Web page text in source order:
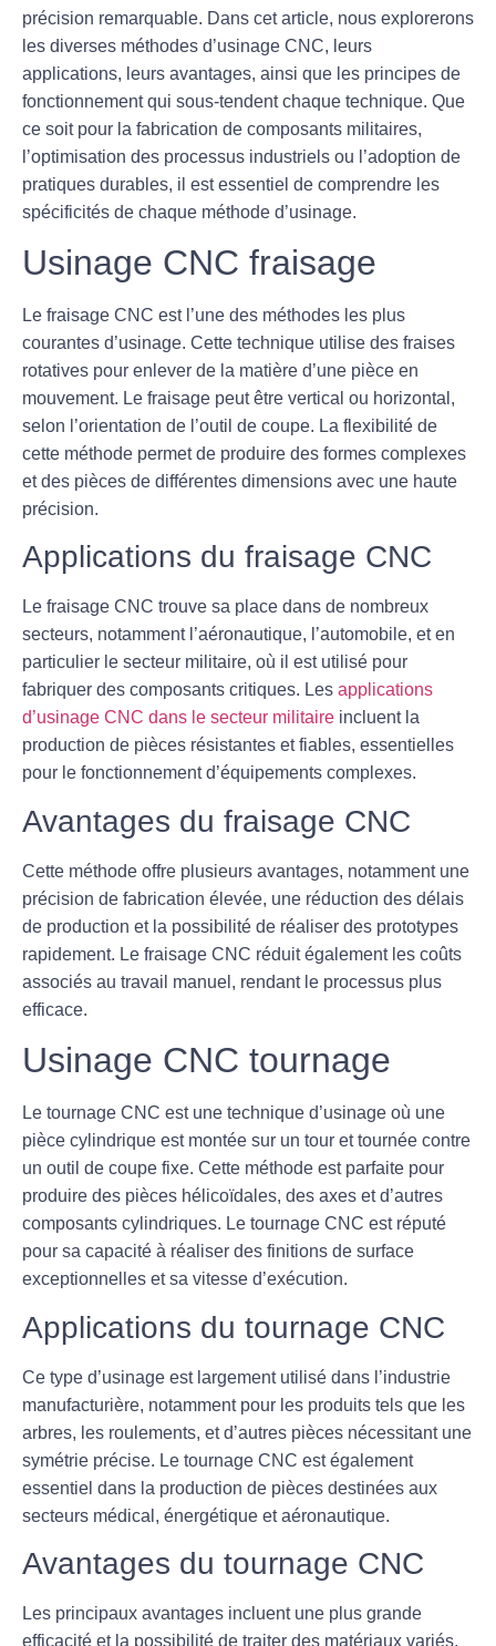
précision remarquable. Dans cet article, nous explorerons
les diverses méthodes d’usinage CNC, leurs
applications, leurs avantages, ainsi que les principes de
fonctionnement qui sous-tendent chaque technique. Que
ce soit pour la fabrication de composants militaires,
l’optimisation des processus industriels ou l’adoption de
pratiques durables, il est essentiel de comprendre les
spécificités de chaque méthode d’usinage.
Usinage CNC fraisage
Le fraisage CNC est l’une des méthodes les plus
courantes d’usinage. Cette technique utilise des fraises
rotatives pour enlever de la matière d’une pièce en
mouvement. Le fraisage peut être vertical ou horizontal,
selon l’orientation de l’outil de coupe. La flexibilité de
cette méthode permet de produire des formes complexes
et des pièces de différentes dimensions avec une haute
précision.
Applications du fraisage CNC
Le fraisage CNC trouve sa place dans de nombreux
secteurs, notamment l’aéronautique, l’automobile, et en
particulier le secteur militaire, où il est utilisé pour
fabriquer des composants critiques. Les applications
d’usinage CNC dans le secteur militaire incluent la
production de pièces résistantes et fiables, essentielles
pour le fonctionnement d’équipements complexes.
Avantages du fraisage CNC
Cette méthode offre plusieurs avantages, notamment une
précision de fabrication élevée, une réduction des délais
de production et la possibilité de réaliser des prototypes
rapidement. Le fraisage CNC réduit également les coûts
associés au travail manuel, rendant le processus plus
efficace.
Usinage CNC tournage
Le tournage CNC est une technique d’usinage où une
pièce cylindrique est montée sur un tour et tournée contre
un outil de coupe fixe. Cette méthode est parfaite pour
produire des pièces hélicoïdales, des axes et d’autres
composants cylindriques. Le tournage CNC est réputé
pour sa capacité à réaliser des finitions de surface
exceptionnelles et sa vitesse d’exécution.
Applications du tournage CNC
Ce type d’usinage est largement utilisé dans l’industrie
manufacturière, notamment pour les produits tels que les
arbres, les roulements, et d’autres pièces nécessitant une
symétrie précise. Le tournage CNC est également
essentiel dans la production de pièces destinées aux
secteurs médical, énergétique et aéronautique.
Avantages du tournage CNC
Les principaux avantages incluent une plus grande
efficacité et la possibilité de traiter des matériaux variés,